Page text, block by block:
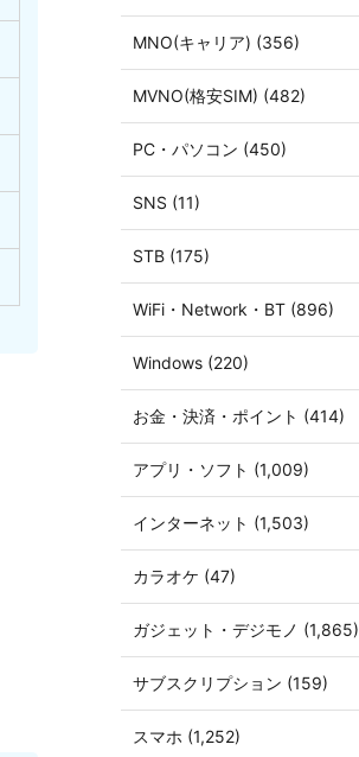
MNO(キャリア) (356)
MVNO(格安SIM) (482)
PC・パソコン (450)
SNS (11)
STB (175)
WiFi・Network・BT (896)
Windows (220)
お金・決済・ポイント (414)
アプリ・ソフト (1,009)
インターネット (1,503)
カラオケ (47)
ガジェット・デジモノ (1,865)
サブスクリプション (159)
スマホ (1,252)